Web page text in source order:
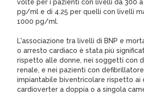
volte per i pazienti con livelli da 300
pg/ml e di 4.25 per quelli con livelli
1000 pg/ml.
L'associazione tra livelli di BNP e
o arresto cardiaco è stata più
rispetto alle donne, nei soggetti con
renale, e nei pazienti con
impiantabile biventricolare rispetto ai
cardioverter a doppia o a singola